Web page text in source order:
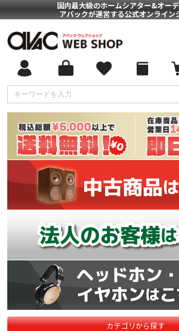
国内最大級のホームシアター&オー
アバックが運営する公式オンライン
カテゴリから探す